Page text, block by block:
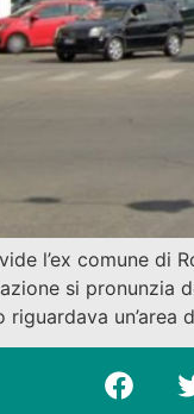
l’ex comune di
si pronunzia
riguardava un’area